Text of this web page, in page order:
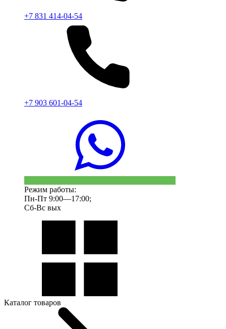
+7 831 414-04-54
+7 903 601-04-54
Режим работы:
Пн-Пт 9:00—17:00;
Сб-Вс вых
Каталог товаров